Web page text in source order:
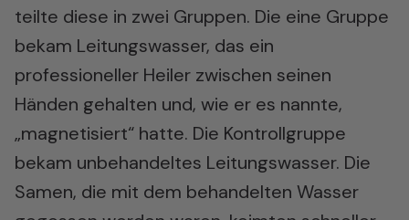
teilte diese in zwei Gruppen. Die eine Gruppe
bekam Leitungswasser, das ein
professioneller Heiler zwischen seinen
Händen gehalten und, wie er es nannte,
„magnetisiert“ hatte. Die Kontrollgruppe
bekam unbehandeltes Leitungswasser. Die
Samen, die mit dem behandelten Wasser